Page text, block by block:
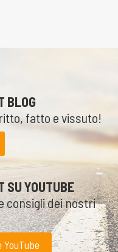
BLOG
fatto e vissuto!
SU YOUTUBE
consigli dei nostri
YouTube